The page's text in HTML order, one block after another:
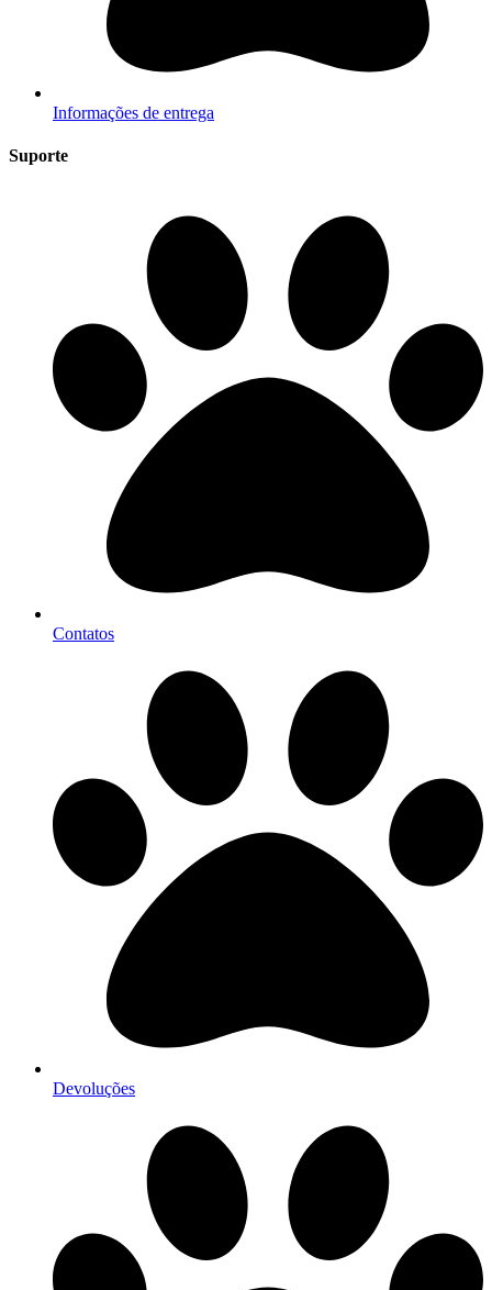
Informações de entrega
Suporte
Contatos
Devoluções